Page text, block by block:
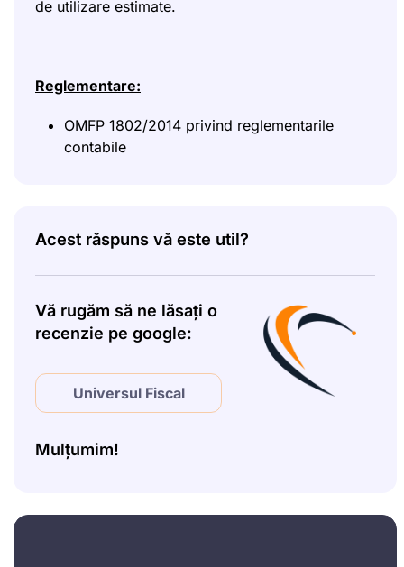
de utilizare estimate.
Reglementare:
OMFP 1802/2014 privind reglementarile
contabile
Acest răspuns vă este util?
Vă rugăm să ne lăsați o
recenzie pe google:
Universul Fiscal
Mulțumim!